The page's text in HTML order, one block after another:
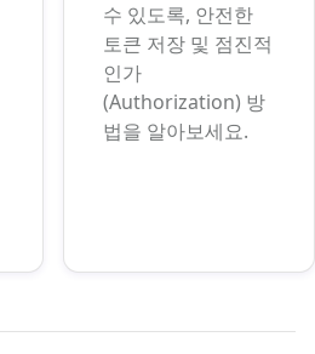
수 있도록, 안전한
토큰 저장 및 점진적
인가
(Authorization) 방
법을 알아보세요.